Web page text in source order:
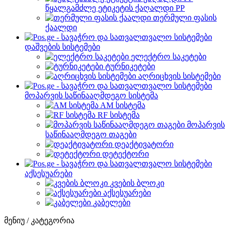
წყალგამძლე ეტიკეტის ქაღალდი PP
თერმული ფასის
ქაალდი
დაშვების სისტემები
ელექტრო საკეტები
ტურნიკეტები
აღრიცხვის სისტემები
მოპარვის საწინააღმდეგო სისტემა
AM სისტემა
RF სისტემა
მოპარვის
საწინააღმდეგო თაგები
დეაქტივატორი
დეტექტორი
აქსესუარები
კვების ბლოკი
აქსესუარები
კაბელები
მენიუ / კატეგორია